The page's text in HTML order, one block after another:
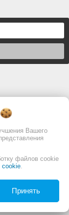
Вашего
файлов cookie
cookie
Принять